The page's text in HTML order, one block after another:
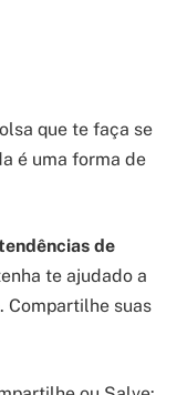
que te faça se
é uma forma de
de
te ajudado a
Compartilhe suas